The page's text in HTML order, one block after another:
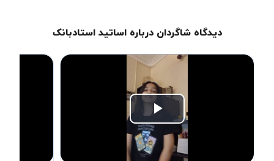
دیدگاه شاگردان درباره اساتید استادبانک
Play
Video